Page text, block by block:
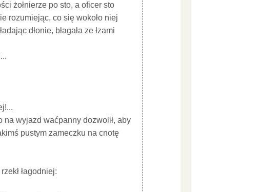
żołnierze po sto, a oficer sto
rozumiejąc, co się wokoło niej
dłonie, błagała ze łzami
wyjazd waćpanny dozwolił, aby
pustym zameczku na cnotę
łagodniej: